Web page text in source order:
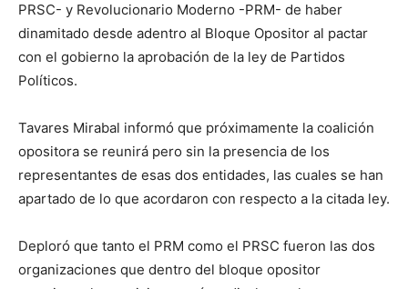
PRSC- y Revolucionario Moderno -PRM- de haber
dinamitado desde adentro al Bloque Opositor al pactar
con el gobierno la aprobación de la ley de Partidos
Políticos.
Tavares Mirabal informó que próximamente la coalición
opositora se reunirá pero sin la presencia de los
representantes de esas dos entidades, las cuales se han
apartado de lo que acordaron con respecto a la citada ley.
Deploró que tanto el PRM como el PRSC fueron las dos
organizaciones que dentro del bloque opositor